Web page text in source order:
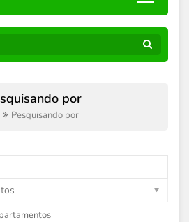
por
Pesquisando por